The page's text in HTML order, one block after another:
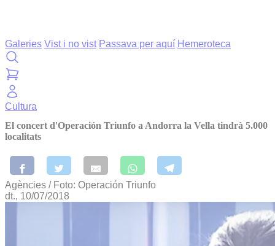
Galeries Vist i no vist Passava per aquí Hemeroteca
Cultura
El concert d'Operación Triunfo a Andorra la Vella tindrà 5.000
localitats
Agències / Foto: Operación Triunfo
dt., 10/07/2018